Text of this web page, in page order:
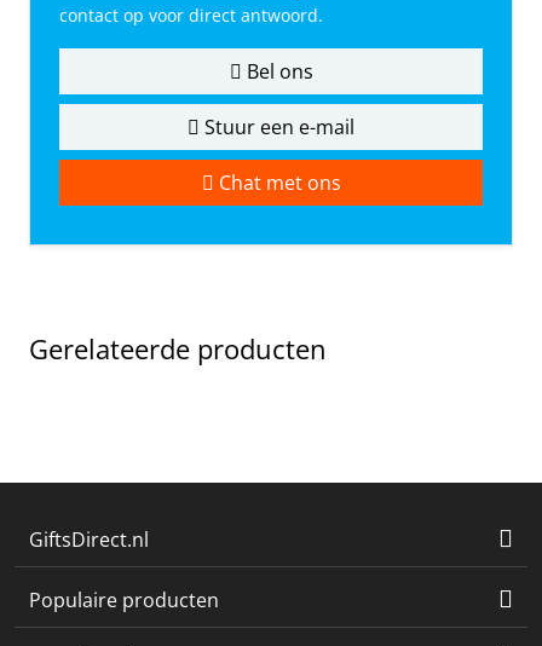
contact op voor direct antwoord.
Bel ons
Stuur een e-mail
Chat met ons
Gerelateerde producten
GiftsDirect.nl
Populaire producten